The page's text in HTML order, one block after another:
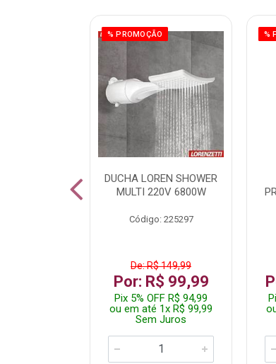
% PROMOÇÃO
DUCHA LOREN SHOWER
MULTI 220V 6800W
Código: 225297
De: R$ 149,99
Por: R$ 99,99
Pix 5% OFF R$ 94,99
ou em até 1x R$ 99,99
Sem Juros
%